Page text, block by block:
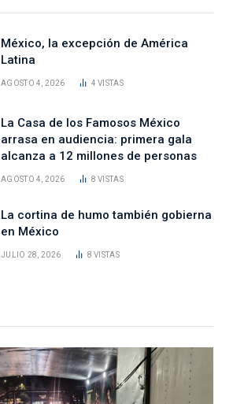
México, la excepción de América
Latina
AGOSTO 4, 2026 4VISTAS
La Casa de los Famosos México
arrasa en audiencia: primera gala
alcanza a 12 millones de personas
AGOSTO 4, 2026 8VISTAS
La cortina de humo también gobierna
en México
JULIO 28, 2026 8VISTAS